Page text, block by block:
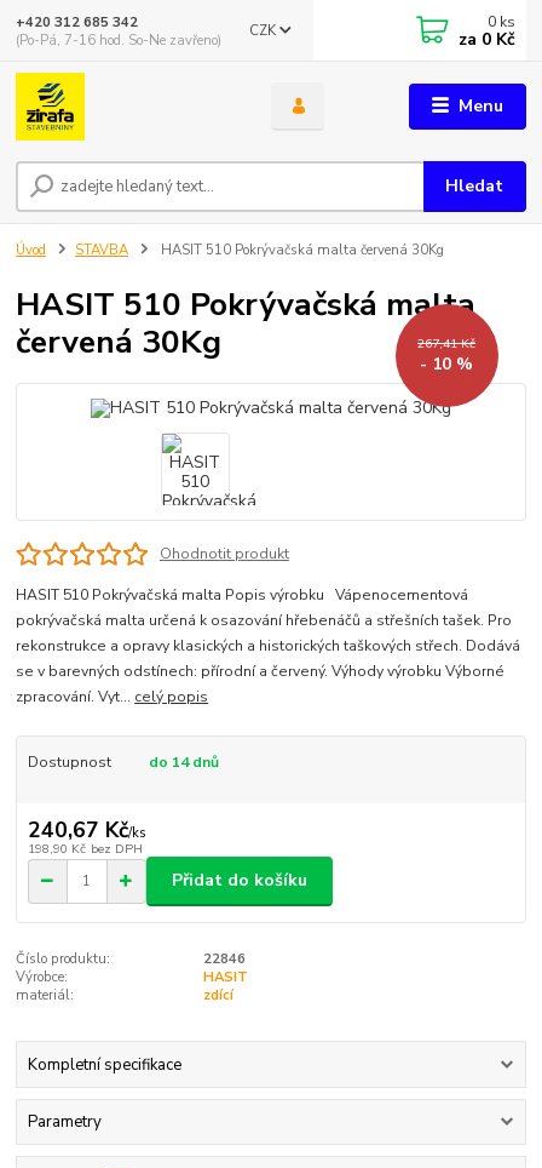
Menu
CZK
Hledat
+420 312 685 342
(Po-Pá, 7-16 hod. So-Ne zavřeno)
0 ks
za 0 Kč
Úvod STAVBA HASIT 510 Pokrývačská malta červená 30Kg
HASIT 510 Pokrývačská malta
červená 30Kg
267,41 Kč
- 10 %
Ohodnotit produkt
HASIT 510 Pokrývačská malta Popis výrobku Vápenocementová
pokrývačská malta určená k osazování hřebenáčů a střešních tašek. Pro
rekonstrukce a opravy klasických a historických taškových střech. Dodává
se v barevných odstínech: přírodní a červený. Výhody výrobku Výborné
zpracování. Vyt... celý popis
Dostupnost do 14 dnů
240,67 Kč/ks
198,90 Kč bez DPH
Přidat do košíku
Číslo produktu:
22846
Výrobce:
HASIT
materiál:
zdící
Kompletní specifikace
Parametry